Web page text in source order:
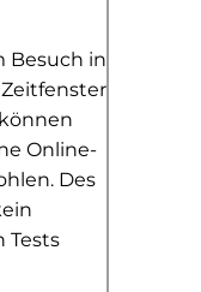
Besuch in
Online-
Des
Tests